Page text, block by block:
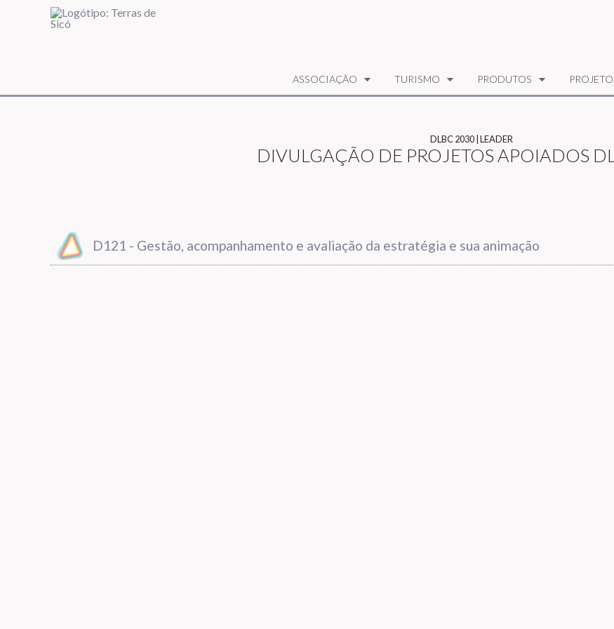
ASSOCIAÇÃO TURISMO PRODUTOS
DLBC 2030 | LEADER
DIVULGAÇÃO DE PROJETOS APOIADOS
D121 - Gestão, acompanhamento e avaliação da estratégia e sua animação